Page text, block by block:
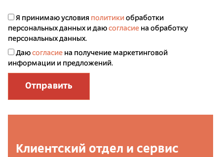
Я принимаю условия политики обработки
персональных данных и даю согласие на обработку
персональных данных.
Даю согласие на получение маркетинговой
информации и предложений.
Отправить
Клиентский отдел и сервис